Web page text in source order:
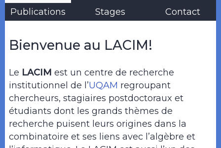
Publications
Stages Contact
Bienvenue au LACIM!
Le LACIM est un centre de recherche
institutionnel de l’UQAM regroupant
chercheurs, stagiaires postdoctoraux et
étudiants dont les grands thèmes de
recherche puisent leurs origines dans la
combinatoire et ses liens avec l’algèbre et